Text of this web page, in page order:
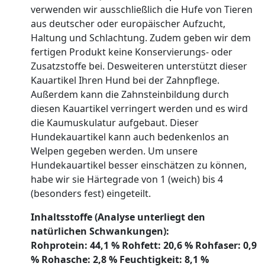
verwenden wir ausschließlich die Hufe von Tieren
aus deutscher oder europäischer Aufzucht,
Haltung und Schlachtung. Zudem geben wir dem
fertigen Produkt keine Konservierungs- oder
Zusatzstoffe bei. Desweiteren unterstützt dieser
Kauartikel Ihren Hund bei der Zahnpflege.
Außerdem kann die Zahnsteinbildung durch
diesen Kauartikel verringert werden und es wird
die Kaumuskulatur aufgebaut. Dieser
Hundekauartikel kann auch bedenkenlos an
Welpen gegeben werden. Um unsere
Hundekauartikel besser einschätzen zu können,
habe wir sie Härtegrade von 1 (weich) bis 4
(besonders fest) eingeteilt.
Inhaltsstoffe (Analyse unterliegt den
natürlichen Schwankungen):
Rohprotein: 44,1 % Rohfett: 20,6 % Rohfaser: 0,9
% Rohasche: 2,8 % Feuchtigkeit: 8,1 %